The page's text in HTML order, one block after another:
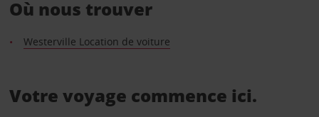
Où nous trouver
Westerville Location de voiture
Votre voyage commence ici.